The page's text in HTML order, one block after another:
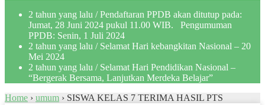
2 tahun yang lalu / Pendaftaran PPDB akan ditutup pada:
Jumat, 28 Juni 2024 pukul 11.00 WIB. Pengumuman
PPDB: Senin, 1 Juli 2024
2 tahun yang lalu / Selamat Hari kebangkitan Nasional – 20
Mei 2024
2 tahun yang lalu / Selamat Hari Pendidikan Nasional –
“Bergerak Bersama, Lanjutkan Merdeka Belajar”
Home › umum › SISWA KELAS 7 TERIMA HASIL PTS